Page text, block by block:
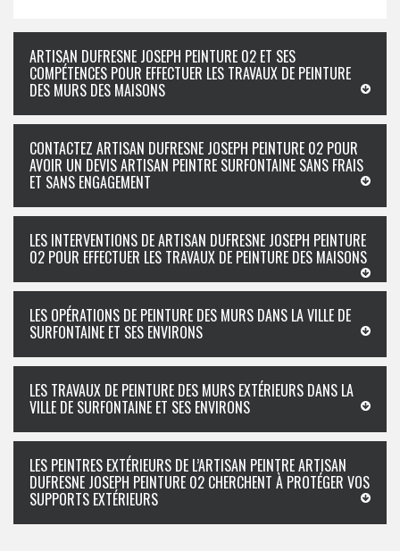
ARTISAN DUFRESNE JOSEPH PEINTURE 02 ET SES
COMPÉTENCES POUR EFFECTUER LES TRAVAUX DE PEINTURE
DES MURS DES MAISONS
CONTACTEZ ARTISAN DUFRESNE JOSEPH PEINTURE 02 POUR
AVOIR UN DEVIS ARTISAN PEINTRE SURFONTAINE SANS FRAIS
ET SANS ENGAGEMENT
LES INTERVENTIONS DE ARTISAN DUFRESNE JOSEPH PEINTURE
02 POUR EFFECTUER LES TRAVAUX DE PEINTURE DES MAISONS
LES OPÉRATIONS DE PEINTURE DES MURS DANS LA VILLE DE
SURFONTAINE ET SES ENVIRONS
LES TRAVAUX DE PEINTURE DES MURS EXTÉRIEURS DANS LA
VILLE DE SURFONTAINE ET SES ENVIRONS
LES PEINTRES EXTÉRIEURS DE L’ARTISAN PEINTRE ARTISAN
DUFRESNE JOSEPH PEINTURE 02 CHERCHENT À PROTÉGER VOS
SUPPORTS EXTÉRIEURS